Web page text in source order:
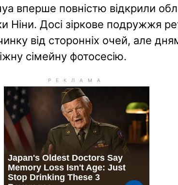
вперше повністю відкрили
Ніни. Досі зіркове подружжя
від сторонніх очей, але
сімейну фотосесію.